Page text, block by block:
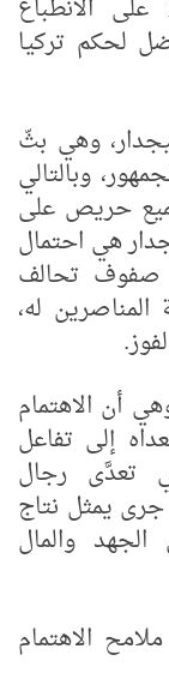
على الانطباع
لحكم تركيا
وهي بثّ
وبالتالي
حريص على
هي احتمال
صفوف تحالف
له،
أن الاهتمام
إلى تفاعل
تعدَّى رجال
جرى يمثل نتاج
والمال
الاهتمام